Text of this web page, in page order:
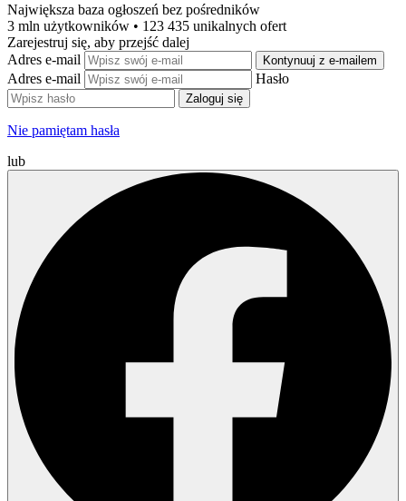
Największa baza ogłoszeń bez pośredników
3 mln użytkowników • 123 435 unikalnych ofert
Zarejestruj się, aby przejść dalej
Adres e-mail
Kontynuuj z e-mailem
Adres e-mail Hasło
Zaloguj się
Nie pamiętam hasła
lub